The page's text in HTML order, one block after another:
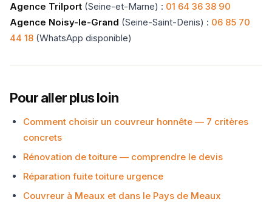
Agence Trilport (Seine-et-Marne) : 01 64 36 38 90
Agence Noisy-le-Grand (Seine-Saint-Denis) : 06 85 70
44 18 (WhatsApp disponible)
Pour aller plus loin
Comment choisir un couvreur honnête — 7 critères
concrets
Rénovation de toiture — comprendre le devis
Réparation fuite toiture urgence
Couvreur à Meaux et dans le Pays de Meaux